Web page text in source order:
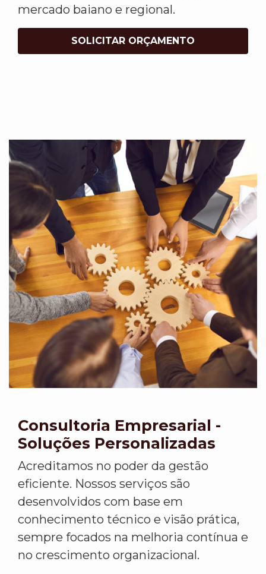
mercado baiano e regional.
SOLICITAR ORÇAMENTO
Consultoria Empresarial -
Soluções Personalizadas
Acreditamos no poder da gestão
eficiente. Nossos serviços são
desenvolvidos com base em
conhecimento técnico e visão prática,
sempre focados na melhoria contínua e
no crescimento organizacional.